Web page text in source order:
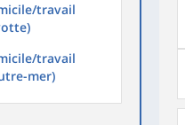
travail
travail
mer)